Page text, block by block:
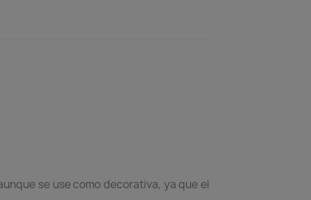
se use como decorativa, ya que el